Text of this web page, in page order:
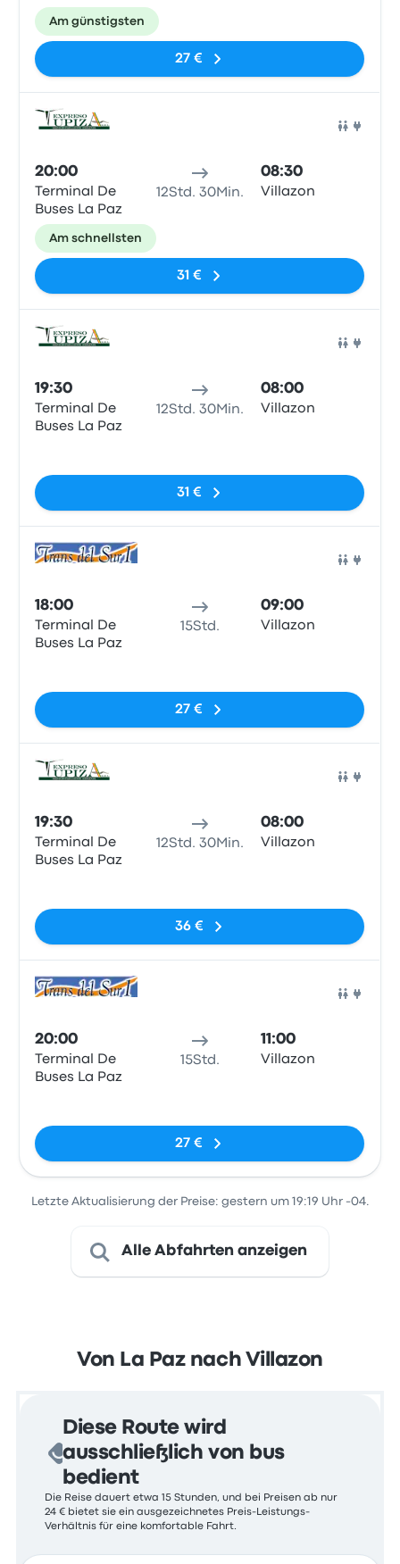
Am günstigsten
27 €
20:00
Terminal De
Buses La Paz
12Std. 30Min.
08:30
Villazon
Am schnellsten
31 €
19:30
Terminal De
Buses La Paz
12Std. 30Min.
08:00
Villazon
31 €
18:00
Terminal De
Buses La Paz
15Std.
09:00
Villazon
27 €
19:30
Terminal De
Buses La Paz
12Std. 30Min.
08:00
Villazon
36 €
20:00
Terminal De
Buses La Paz
15Std.
11:00
Villazon
27 €
Letzte Aktualisierung der Preise: gestern um 19:19 Uhr -04.
Alle Abfahrten anzeigen
Von La Paz nach Villazon
Diese Route wird
ausschließlich von bus
bedient
Die Reise dauert etwa 15 Stunden, und bei Preisen ab nur
24 € bietet sie ein ausgezeichnetes Preis-Leistungs-
Verhältnis für eine komfortable Fahrt.